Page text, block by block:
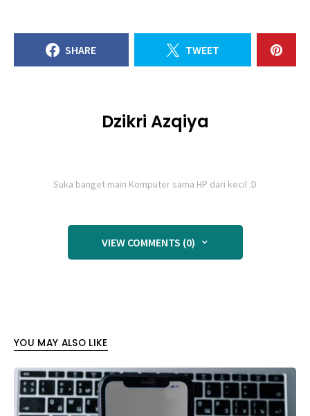
SHARE TWEET
Dzikri Azqiya
Suka banget main Komputer sama HP dari kecil :D
VIEW COMMENTS (0)
YOU MAY ALSO LIKE